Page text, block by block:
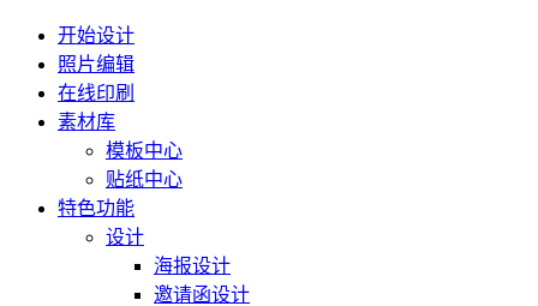
开始设计
照片编辑
在线印刷
素材库
模板中心
贴纸中心
特色功能
设计
海报设计
邀请函设计